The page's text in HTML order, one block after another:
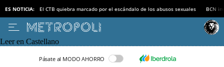
ES NOTICIA: El CTB quiebra marcado por el escándalo de los abusos sexuales BCN
Leer en Castellano
Pásate al MODO AHORRO